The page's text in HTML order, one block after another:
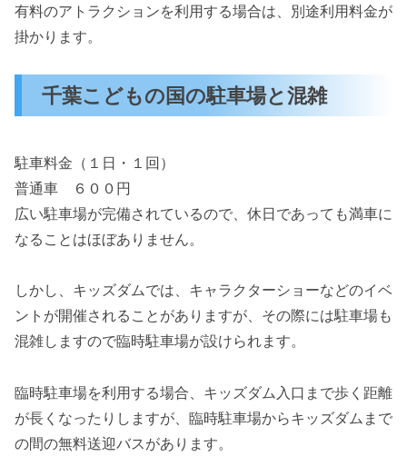
有料のアトラクションを利用する場合は、別途利用料金が
掛かります。
千葉こどもの国の駐車場と混雑
駐車料金（１日・１回）
普通車 ６００円
広い駐車場が完備されているので、休日であっても満車に
なることはほぼありません。
しかし、キッズダムでは、キャラクターショーなどのイベ
ントが開催されることがありますが、その際には駐車場も
混雑しますので臨時駐車場が設けられます。
臨時駐車場を利用する場合、キッズダム入口まで歩く距離
が長くなったりしますが、臨時駐車場からキッズダムまで
の間の無料送迎バスがあります。